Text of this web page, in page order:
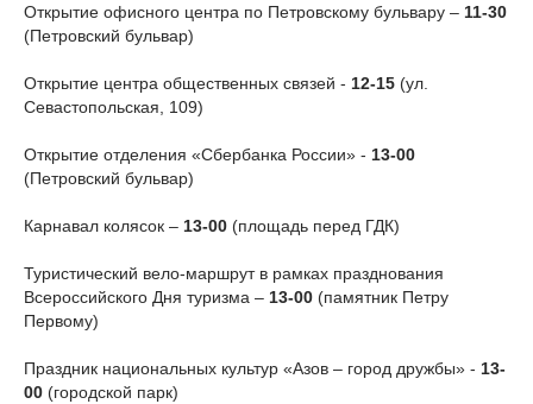
Открытие офисного центра по Петровскому бульвару – 11-30
(Петровский бульвар)
Открытие центра общественных связей - 12-15 (ул.
Севастопольская, 109)
Открытие отделения «Сбербанка России» - 13-00
(Петровский бульвар)
Карнавал колясок – 13-00 (площадь перед ГДК)
Туристический вело-маршрут в рамках празднования
Всероссийского Дня туризма – 13-00 (памятник Петру
Первому)
Праздник национальных культур «Азов – город дружбы» - 13-
00 (городской парк)